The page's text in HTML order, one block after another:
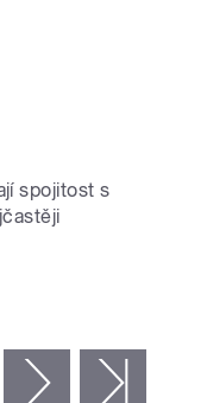
spojitost s
následující ›